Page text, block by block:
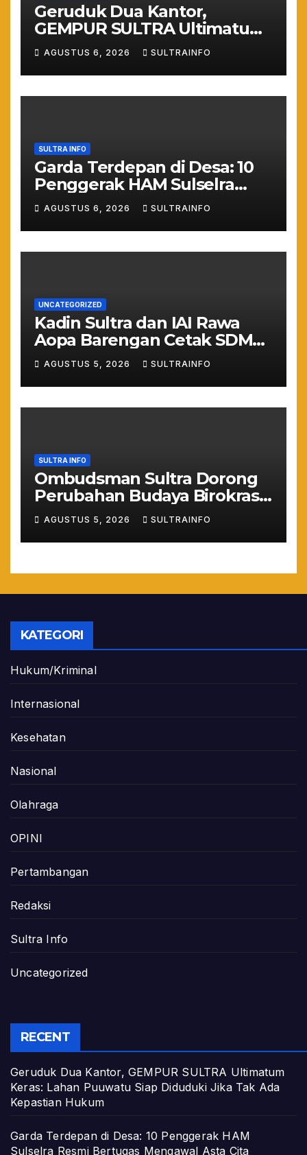
Geruduk Dua Kantor,
GEMPUR SULTRA Ultimatum
Keras: Lahan Puuwatu Siap
Diduduki Jika Tak Ada
Kepastian Hukum
AGUSTUS 6, 2026 SULTRAINFO
SULTRA INFO
Garda Terdepan di Desa: 10
Penggerak HAM Sulselra
Resmi Bertugas Mengawal
Asta Cita Prabowo
AGUSTUS 6, 2026 SULTRAINFO
UNCATEGORIZED
Kadin Sultra dan IAI Rawa
Aopa Barengan Cetak SDM
Siap Kerja dan Wirausaha
Muda
AGUSTUS 5, 2026 SULTRAINFO
SULTRA INFO
Ombudsman Sultra Dorong
Perubahan Budaya Birokrasi
Lewat Penilaian
Maladministrasi 2026
AGUSTUS 5, 2026 SULTRAINFO
KATEGORI
Hukum/Kriminal
Internasional
Kesehatan
Nasional
Olahraga
OPINI
Pertambangan
Redaksi
Sultra Info
Uncategorized
RECENT
Geruduk Dua Kantor, GEMPUR SULTRA Ultimatum
Keras: Lahan Puuwatu Siap Diduduki Jika Tak Ada
Kepastian Hukum
Garda Terdepan di Desa: 10 Penggerak HAM
Sulselra Resmi Bertugas Mengawal Asta Cita